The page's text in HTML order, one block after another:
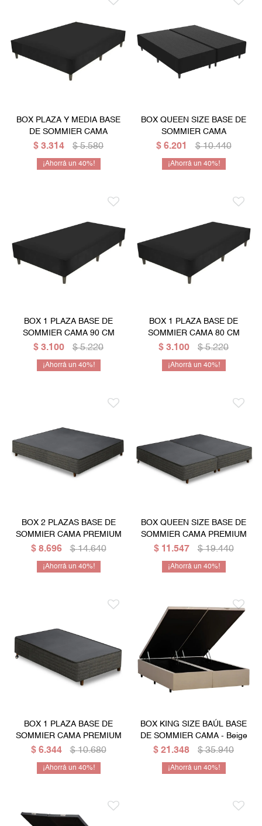
BOX PLAZA Y MEDIA BASE
DE SOMMIER CAMA
$ 3.314 $ 5.580
40
BOX QUEEN SIZE BASE DE
SOMMIER CAMA
$ 6.201 $ 10.440
40
BOX 1 PLAZA BASE DE
SOMMIER CAMA 90 CM
$ 3.100 $ 5.220
40
BOX 1 PLAZA BASE DE
SOMMIER CAMA 80 CM
$ 3.100 $ 5.220
40
BOX 2 PLAZAS BASE DE
SOMMIER CAMA PREMIUM
$ 8.696 $ 14.640
40
BOX QUEEN SIZE BASE DE
SOMMIER CAMA PREMIUM
$ 11.547 $ 19.440
40
BOX 1 PLAZA BASE DE
SOMMIER CAMA PREMIUM
$ 6.344 $ 10.680
40
BOX KING SIZE BAÚL BASE
DE SOMMIER CAMA - Beige
$ 21.348 $ 35.940
40